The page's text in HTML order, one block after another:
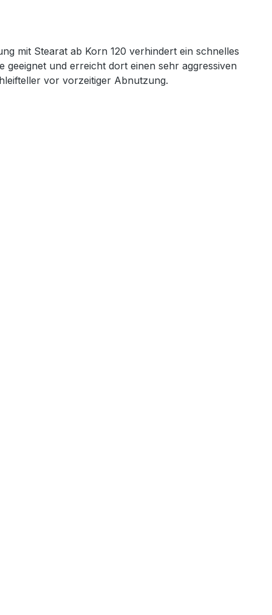
mit Stearat ab Korn 120 verhindert ein schnelles
und erreicht dort einen sehr aggressiven
vor vorzeitiger Abnutzung.